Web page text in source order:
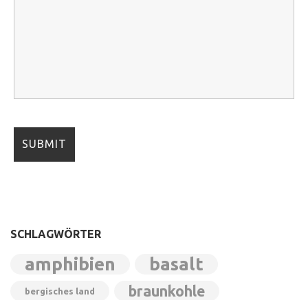
SCHLAGWÖRTER
amphibien basalt
bergisches land braunkohle